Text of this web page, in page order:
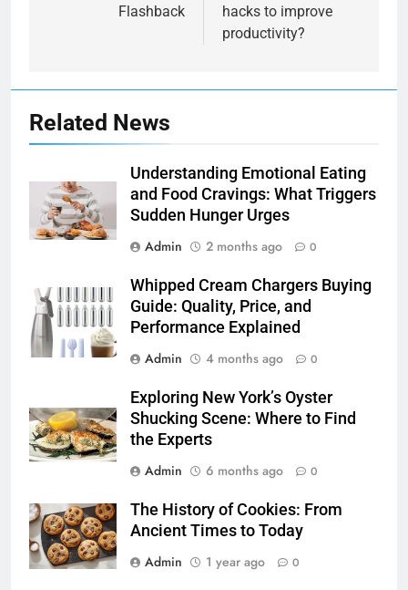
Flashback
hacks to improve
productivity?
Related News
Understanding Emotional Eating
and Food Cravings: What Triggers
Sudden Hunger Urges
Admin
2 months ago 0
Whipped Cream Chargers Buying
Guide: Quality, Price, and
Performance Explained
Admin
4 months ago 0
Exploring New York’s Oyster
Shucking Scene: Where to Find
the Experts
Admin
6 months ago 0
The History of Cookies: From
Ancient Times to Today
Admin
1 year ago 0